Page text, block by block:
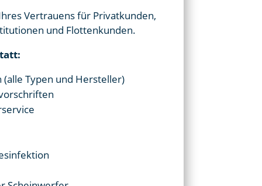
Vertrauens für Privatkunden,
und Flottenkunden.
Typen und Hersteller)